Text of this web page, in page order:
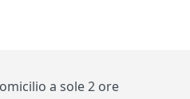
a sole 2 ore